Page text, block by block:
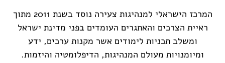
המרכז הישראלי למנהיגות צעירה נוסד בשנת 2011 מתוך
ראיית הצרכים והאתגרים העומדים בפני מדינת ישראל
ומשלב תכניות לימודים אשר מקנות ערכים, ידע
ומיומנויות מעולם המנהיגות, הדיפלומטיה והיזמות.